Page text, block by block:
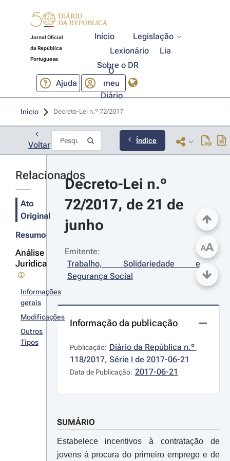
Jornal Oficial
da República
Portuguesa
Início
Legislação
Lexionário
Lia
Sobre o DR
Ajuda
O
meu
Diário
Início Decreto-Lei n.º 72/2017
Voltar Índice
Relacionados
Ato
Original
Resumo
Análise
Jurídica
Informações
gerais
Modificações
Outros
Tipos
Decreto-Lei n.º
72/2017, de 21 de
junho
Emitente:
Trabalho, Solidariedade e
Segurança Social
Informação da publicação
Publicação: Diário da República n.º
118/2017, Série I de 2017-06-21
Data de Publicação: 2017-06-21
SUMÁRIO
Estabelece incentivos à contratação de
jovens à procura do primeiro emprego e de
AA